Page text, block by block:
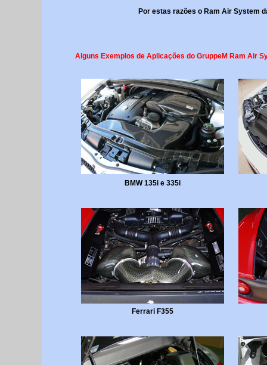
Por estas razões o Ram Air System
Alguns Exemplos de Aplicações do GruppeM Ram Air
BMW 135i e 335i
Ferrari F355